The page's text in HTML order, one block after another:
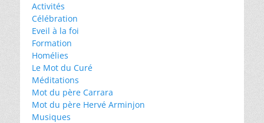
Activités
Célébration
Eveil à la foi
Formation
Homélies
Le Mot du Curé
Méditations
Mot du père Carrara
Mot du père Hervé Arminjon
Musiques